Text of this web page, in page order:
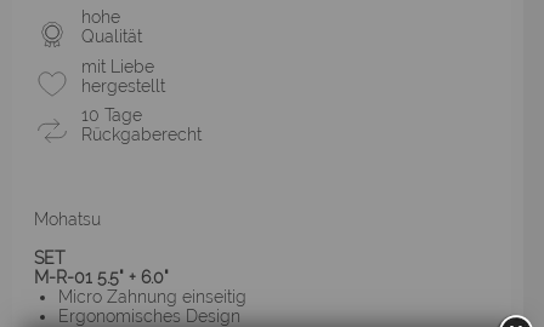
hohe
Qualität
mit Liebe
hergestellt
10 Tage
Rückgaberecht
Mohatsu
SET
M-R-01 5.5" + 6.0"
Micro Zahnung einseitig
Ergonomisches Design